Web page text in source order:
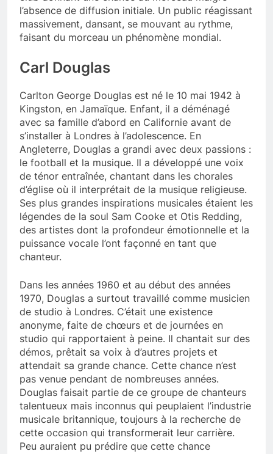
l’absence de diffusion initiale. Un public réagissant
massivement, dansant, se mouvant au rythme,
faisant du morceau un phénomène mondial.
Carl Douglas
Carlton George Douglas est né le 10 mai 1942 à
Kingston, en Jamaïque. Enfant, il a déménagé
avec sa famille d’abord en Californie avant de
s’installer à Londres à l’adolescence. En
Angleterre, Douglas a grandi avec deux passions :
le football et la musique. Il a développé une voix
de ténor entraînée, chantant dans les chorales
d’église où il interprétait de la musique religieuse.
Ses plus grandes inspirations musicales étaient les
légendes de la soul Sam Cooke et Otis Redding,
des artistes dont la profondeur émotionnelle et la
puissance vocale l’ont façonné en tant que
chanteur.
Dans les années 1960 et au début des années
1970, Douglas a surtout travaillé comme musicien
de studio à Londres. C’était une existence
anonyme, faite de chœurs et de journées en
studio qui rapportaient à peine. Il chantait sur des
démos, prêtait sa voix à d’autres projets et
attendait sa grande chance. Cette chance n’est
pas venue pendant de nombreuses années.
Douglas faisait partie de ce groupe de chanteurs
talentueux mais inconnus qui peuplaient l’industrie
musicale britannique, toujours à la recherche de
cette occasion qui transformerait leur carrière.
Peu auraient pu prédire que cette chance